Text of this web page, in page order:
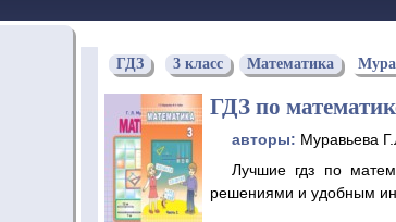
ГДЗ 3 класс Математика
ГДЗ по
авторы: Муравьева
Лучшие гдз по
решениями и удобным